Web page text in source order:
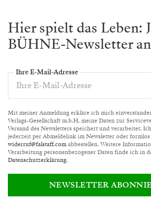
Hier spielt das Leben:
BÜHNE-Newsletter
Ihre E-Mail-Adresse
Mit meiner Anmeldung erkläre ich mich
Verlags-Gesellschaft m.b.H. meine Daten zur
Versand des Newsletters speichert und verarbeitet.
jederzeit per Abmeldelink im Newsletter oder
widerruf@falstaff.comabbestellen. Weitere
Verarbeitung personenbezogener Daten finde ich in
Datenschutzerklärung.
NEWSLETTER